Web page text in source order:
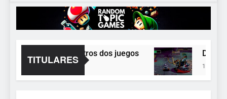
Games
TITULARES
y Epic regala otros dos juegos
1 Día Atrás